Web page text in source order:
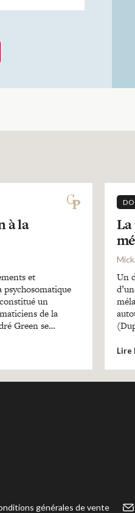
à la
et
psychosomatique
un
de la
Green se…
Un
Lire
générales de vente